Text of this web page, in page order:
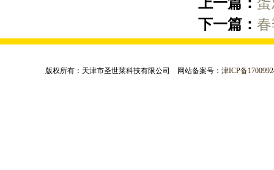
下一篇：
版权所有：天津市圣世莱科技有限公司 网站备案号：津ICP备